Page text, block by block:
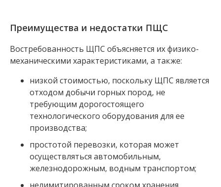
Преимущества и недостатки ПЩС
Востребованность ЩПС объясняется их физико-
механическими характеристиками, а также:
низкой стоимостью, поскольку ЩПС является
отходом добычи горных пород, не
требующим дорогостоящего
технологического оборудования для ее
производства;
простотой перевозки, которая может
осуществляться автомобильным,
железнодорожным, водным транспортом;